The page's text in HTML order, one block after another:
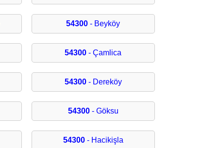
54300 - Beyköy
54300 - Çamlica
54300- Dereköy
54300- Göksu
54300- Hacikişla